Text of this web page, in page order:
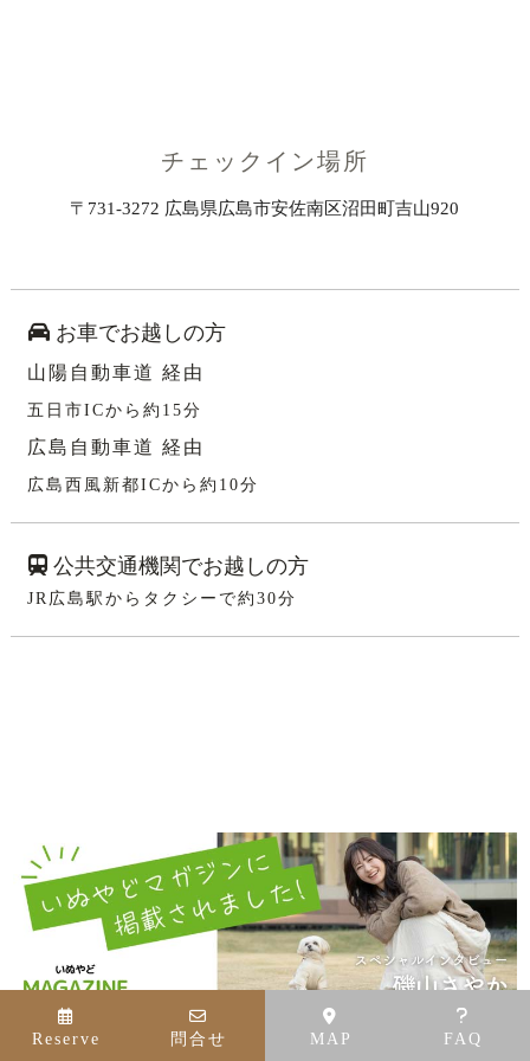
チェックイン場所
〒731-3272 広島県広島市安佐南区沼田町吉山920
お車でお越しの方
山陽自動車道 経由
五日市ICから約15分
広島自動車道 経由
広島西風新都ICから約10分
公共交通機関でお越しの方
JR広島駅からタクシーで約30分
Reserve 問合せ MAP FAQ